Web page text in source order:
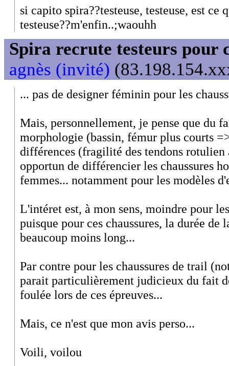
si capito spira??testeuse, testeuse, est ce
testeuse??m'enfin..;waouhh
Spira recrute testeurs pour
agnès (invité)
... pas de designer féminin pour les
Mais, personnellement, je pense que du
morphologie (bassin, fémur plus courts
différences (fragilité des tendons
opportun de différencier les chaussures
femmes... notamment pour les modèles
L'intéret est, à mon sens, moindre pour
puisque pour ces chaussures, la durée de
beaucoup moins long...
Par contre pour les chaussures de trail
parait particulièrement judicieux du fait
foulée lors de ces épreuves...
Mais, ce n'est que mon avis perso...
Voili, voilou